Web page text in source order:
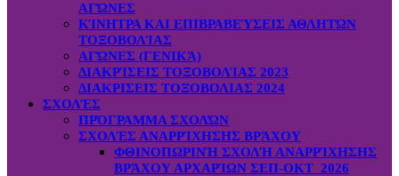
ΑΓΏΝΕΣ
ΚΊΝΗΤΡΑ ΚΑΙ ΕΠΙΒΡΑΒΕΎΣΕΙΣ ΑΘΛΗΤΏΝ
ΤΟΞΟΒΟΛΊΑΣ
ΑΓΏΝΕΣ (ΓΕΝΙΚΆ)
ΔΙΑΚΡΊΣΕΙΣ ΤΟΞΟΒΟΛΊΑΣ 2023
ΔΙΑΚΡΙΣΕΙΣ ΤΟΞΟΒΟΛΙΑΣ 2024
ΣΧΟΛΈΣ
ΠΡΌΓΡΑΜΜΑ ΣΧΟΛΏΝ
ΣΧΟΛΈΣ ΑΝΑΡΡΊΧΗΣΗΣ ΒΡΆΧΟΥ
ΦΘΙΝΟΠΩΡΙΝΉ ΣΧΟΛΉ ΑΝΑΡΡΊΧΗΣΗΣ
ΒΡΆΧΟΥ ΑΡΧΑΡΊΩΝ ΣΕΠ-ΟΚΤ 2026